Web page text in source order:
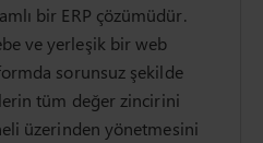
bir ERP çözümüdür.
ve yerleşik bir web
sorunsuz şekilde
tüm değer zincirini
üzerinden yönetmesini